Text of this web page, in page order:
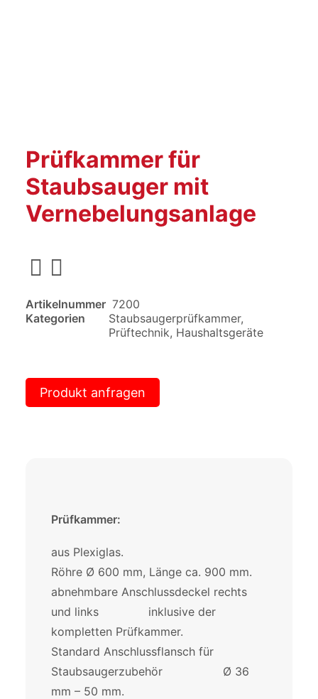
Prüfkammer für
Staubsauger mit
Vernebelungsanlage
Artikelnummer 7200
Kategorien
Staubsaugerprüfkammer,
Prüftechnik, Haushaltsgeräte
Produkt anfragen
Prüfkammer:
aus Plexiglas.
Röhre Ø 600 mm, Länge ca. 900 mm.
abnehmbare Anschlussdeckel rechts
und links inklusive der
kompletten Prüfkammer.
Standard Anschlussflansch für
Staubsaugerzubehör Ø 36
mm – 50 mm.